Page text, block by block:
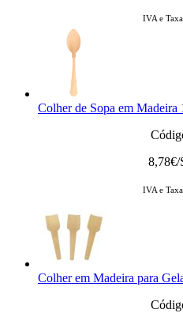
IVA e
Colher de Sopa em Madeira
8,78€/
IVA e
Colher em Madeira para